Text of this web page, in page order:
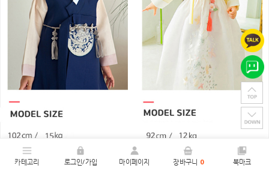
카테고리 로그인/가입 마이페이지 장바구니 0 북마크